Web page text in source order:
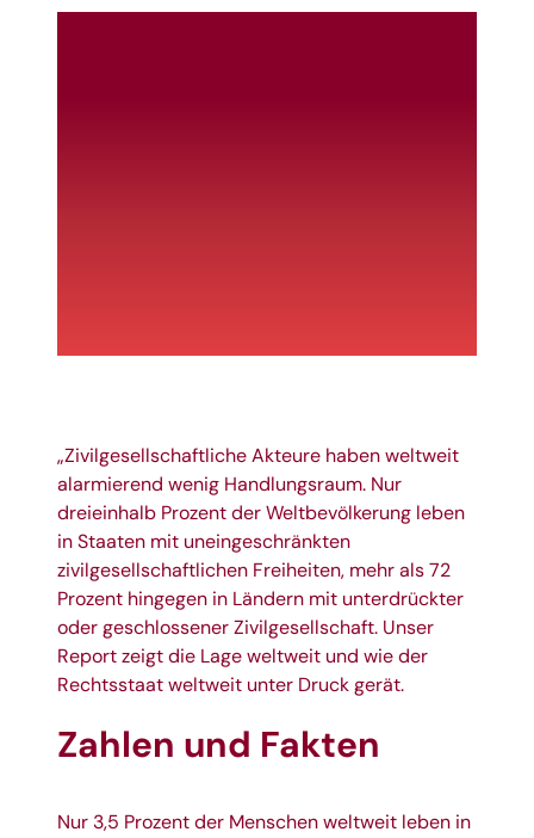
„Zivilgesellschaftliche Akteure haben weltweit
alarmierend wenig Handlungsraum. Nur
dreieinhalb Prozent der Weltbevölkerung leben
in Staaten mit uneingeschränkten
zivilgesellschaftlichen Freiheiten, mehr als 72
Prozent hingegen in Ländern mit unterdrückter
oder geschlossener Zivilgesellschaft. Unser
Report zeigt die Lage weltweit und wie der
Rechtsstaat weltweit unter Druck gerät.
Zahlen und Fakten
Nur 3,5 Prozent der Menschen weltweit leben in